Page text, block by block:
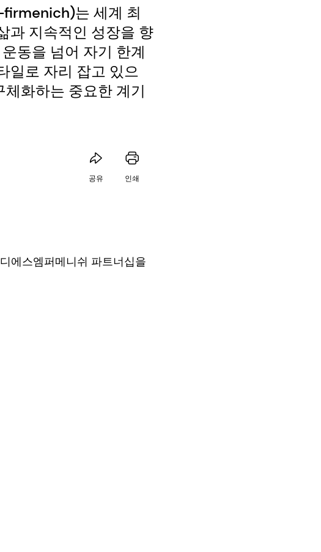
firmenich)는 세계 최
과 지속적인 성장을 향
동을 넘어 자기 한계
일로 자리 잡고 있으
화하는 중요한 계기
공유 인쇄
에스엠퍼메니쉬 파트너십을